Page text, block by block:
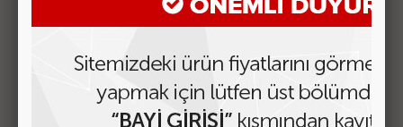
Fiyatı Görmek için Tıklayın